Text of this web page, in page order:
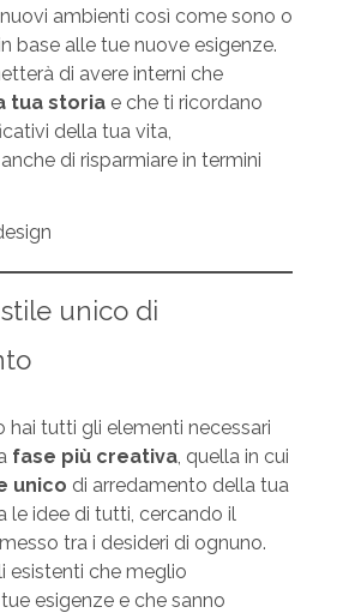
ambienti così come sono o
base alle tue nuove esigenze.
di avere interni che
tua storiae che ti ricordano
della tua vita,
di risparmiare in termini
unico di
hai tutti gli elementi necessari
fase più creativa, quella in cui
unico di arredamento della tua
le idee di tutti, cercando il
tra i desideri di ognuno.
esistenti che meglio
esigenze e che sanno